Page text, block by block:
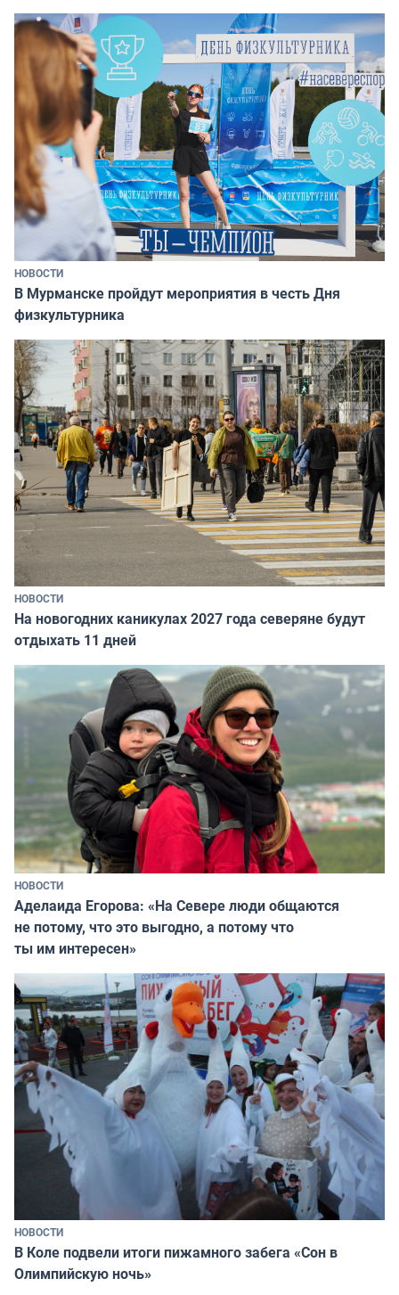
НОВОСТИ
В Мурманске пройдут мероприятия в честь Дня
физкультурника
НОВОСТИ
На новогодних каникулах 2027 года северяне будут
отдыхать 11 дней
НОВОСТИ
Аделаида Егорова: «На Севере люди общаются
не потому, что это выгодно, а потому что
ты им интересен»
НОВОСТИ
В Коле подвели итоги пижамного забега «Сон в
Олимпийскую ночь»